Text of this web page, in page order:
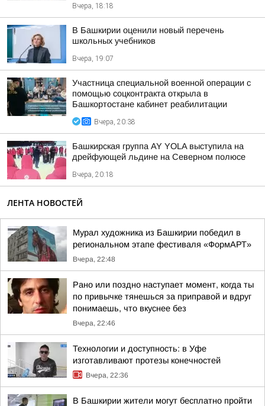
Вчера, 18:18
В Башкирии оценили новый перечень
школьных учебников
Вчера, 19:07
Участница специальной военной операции с
помощью соцконтракта открыла в
Башкортостане кабинет реабилитации
Вчера, 20:38
Башкирская группа AY YOLA выступила на
дрейфующей льдине на Северном полюсе
Вчера, 20:18
ЛЕНТА НОВОСТЕЙ
Мурал художника из Башкирии победил в
региональном этапе фестиваля «ФормАРТ»
Вчера, 22:48
Рано или поздно наступает момент, когда ты
по привычке тянешься за приправой и вдруг
понимаешь, что вкуснее без
Вчера, 22:46
Технологии и доступность: в Уфе
изготавливают протезы конечностей
Вчера, 22:36
В Башкирии жители могут бесплатно пройти